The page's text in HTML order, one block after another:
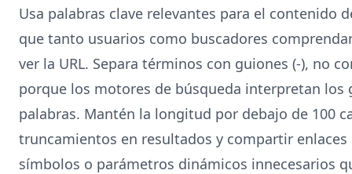
Usa palabras clave relevantes para el contenido
que tanto usuarios como buscadores
ver la URL. Separa términos con guiones (-), no
porque los motores de búsqueda interpretan los
palabras. Mantén la longitud por debajo de 100
truncamientos en resultados y compartir enlaces
símbolos o parámetros dinámicos innecesarios